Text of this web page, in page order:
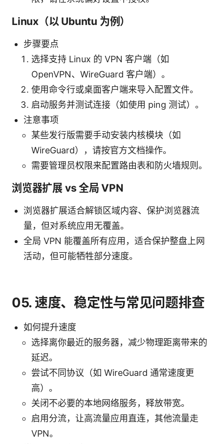
Linux（以 Ubuntu 为例）
步骤要点
选择支持 Linux 的 VPN 客户端（如
OpenVPN、WireGuard 客户端）。
使用命令行或桌面客户端来导入配置文件。
启动服务并测试连接（如使用 ping 测试）。
注意事项
某些发行版需要手动安装内核模块（如
WireGuard），请按官方文档操作。
需要管理员权限来配置路由表和防火墙规则。
浏览器扩展 vs 全局 VPN
浏览器扩展适合解锁区域内容、保护浏览器流
量，但对系统应用无覆盖。
全局 VPN 能覆盖所有应用，适合保护整盘上网
活动，但可能牺牲部分速度。
05. 速度、稳定性与常见问题排查
如何提升速度
选择离你最近的服务器，减少物理距离带来的
延迟。
尝试不同协议（如 WireGuard 通常速度更
高）。
关闭不必要的本地网络服务，释放带宽。
启用分流，让高流量应用直连，其他流量走
VPN。